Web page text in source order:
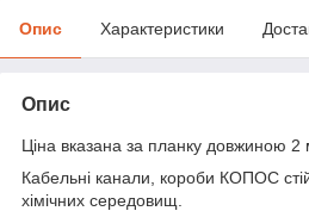
Опис Характеристики
Опис
Ціна вказана за планку довжиною 2
Кабельні канали, короби КОПОС
хімічних середовищ.